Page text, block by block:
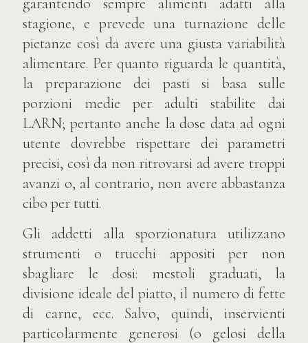
stagione, e prevede una turnazione delle
pietanze così da avere una giusta variabilità
alimentare. Per quanto riguarda le quantità,
la preparazione dei pasti si basa sulle
porzioni medie per adulti stabilite dai
LARN; pertanto anche la dose data ad ogni
utente dovrebbe rispettare dei parametri
precisi, così da non ritrovarsi ad avere troppi
avanzi o, al contrario, non avere abbastanza
cibo per tutti.
Gli addetti alla sporzionatura utilizzano
strumenti o trucchi appositi per non
sbagliare le dosi: mestoli graduati, la
divisione ideale del piatto, il numero di fette
di carne, ecc. Salvo, quindi, inservienti
particolarmente generosi (o gelosi della